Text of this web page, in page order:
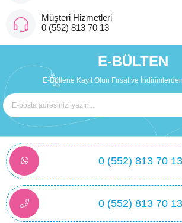
Müşteri Hizmetleri
0 (552) 813 70 13
E-BÜLTEN
E-Bültene Kayıt Olun Fırsat ve
0 (552) 813 70 13
0 (552) 813 70 13